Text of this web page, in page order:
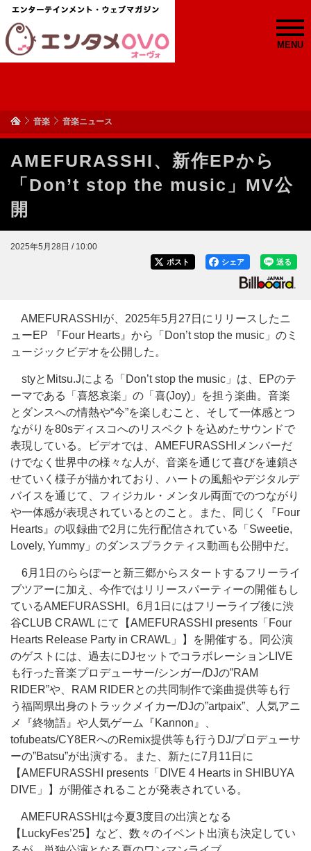
MENU
音楽 音楽ニュース
AMEFURASSHI、新作EPから
「Don’t stop the music」MV公
開
2025年5月28日 / 10:00
送る
シェア
ポスト
AMEFURASSHIが、2025年5月27日にリリースしたニ
ューEP 『Four Hearts』から「Don’t stop the music」のミ
ュージックビデオを公開した。
styとMitsu.Jによる「Don’t stop the music」は、EPのテ
ーマである「喜怒哀楽」の「喜(Joy)」を担う楽曲。音楽
とダンスへの情熱や“今”を楽しむこと、そして一体感とつ
ながりを80sディスコへのリスペクトを込めたサウンドで
表現している。ビデオでは、AMEFURASSHIメンバーだ
けでなく世界中の様々な人が、音楽を通じて喜びを連鎖さ
せていく様子が描かれており、ハートの風船やデジタルデ
バイスを通じて、フィジカル・メンタル両面でのつながり
や一体感が表現されているとのこと。また、同じく『Four
Hearts』の収録曲で2月に先行配信されている「Sweetie,
Lovely, Yummy」のダンスプラクティス動画も公開中だ。
6月1日のららぽーと新三郷からスタートするフリーライ
ブツアーに加え、今作ではリリースパーティーの開催もし
ているAMEFURASSHI。6月1日にはフリーライブ後に渋
谷CLUB CRAWL にて【AMEFURASSHI presents「Four
Hearts Release Party in CRAWL」】を開催する。同公演
のゲストには、過去にDJセットでコラボレーションLIVE
も行った音楽プロデューサー/シンガー/DJの”RAM
RIDER”や、RAM RIDERとの共同制作で楽曲提供等も行
う福岡県出身のトラックメイカー/DJの”artpaix”、人気アニ
メ『終物語』や人気ゲーム『Kannon』、
tofubeats/CY8ERへのRemix提供等も行うDJ/プロデューサ
ーの”Batsu”が出演する。また、新たに7月11日に
【AMEFURASSHI presents「DIVE 4 Hearts in SHIBUYA
DIVE」】が開催されることが発表されている。
AMEFURASSHIは今夏3度目の出演となる
【LuckyFes’25】など、数々のイベント出演も決定してい